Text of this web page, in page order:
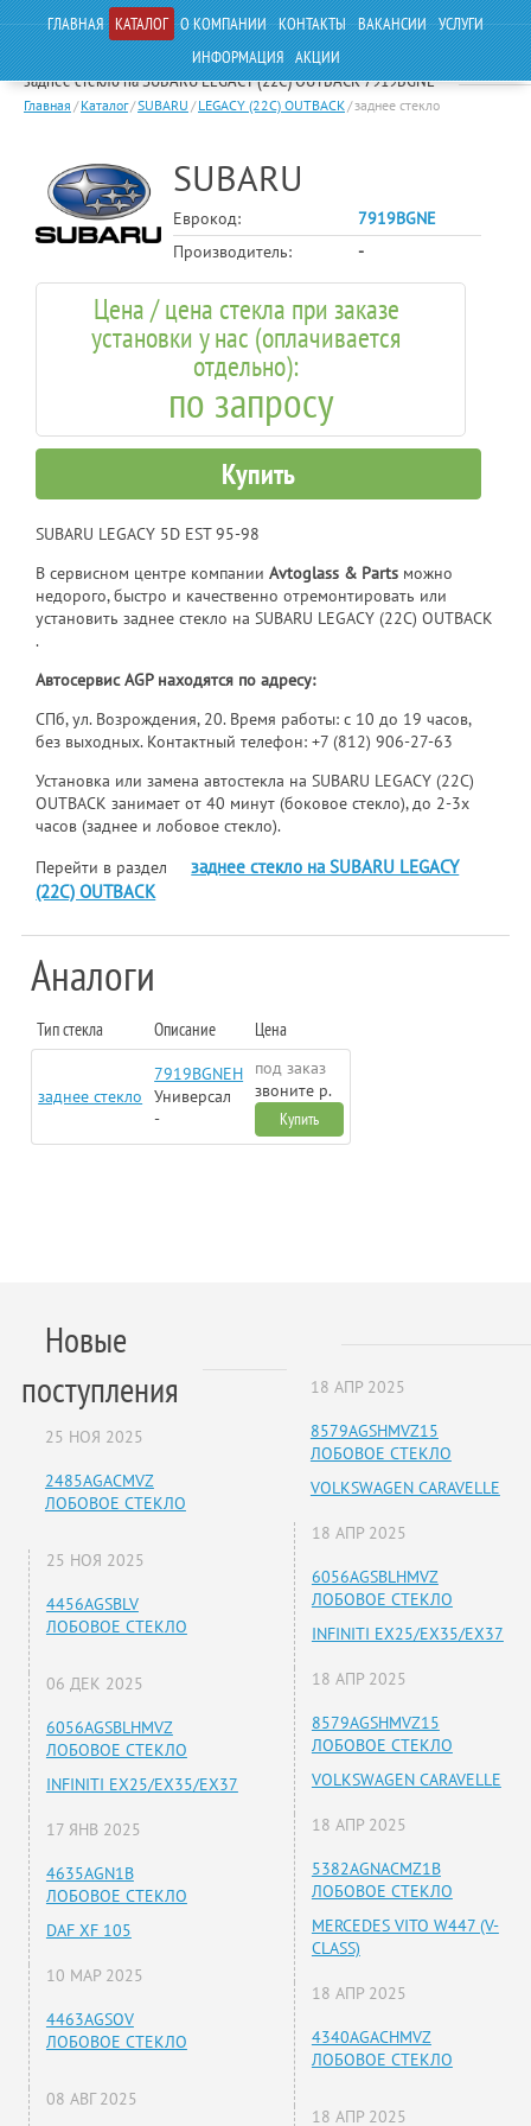
ГЛАВНАЯ КАТАЛОГ О КОМПАНИИ КОНТАКТЫ ВАКАНСИИ УСЛУГИ
ИНФОРМАЦИЯ АКЦИИ
заднее стекло на SUBARU LEGACY (22C) OUTBACK 7919BGNE
Главная / Каталог/SUBARU / LEGACY (22C) OUTBACK/заднее стекло
SUBARU
Еврокод:
7919BGNE
Производитель:
-
Цена / цена стекла при заказе
установки у нас (оплачивается
отдельно):
по запросу
Купить
SUBARU LEGACY 5D EST 95-98
В сервисном центре компанииAvtoglass & Parts можно
недорого, быстро и качественно отремонтировать или
установить заднее стекло на SUBARU LEGACY (22C) OUTBACK
.
Автосервис AGP находятся по адресу:
СПб, ул. Возрождения, 20. Время работы: с 10 до 19 часов,
без выходных. Контактный телефон:+7 (812) 906-27-63
Установка или замена автостекла на SUBARU LEGACY (22C)
OUTBACK занимает от 40 минут (боковое стекло), до 2-3х
часов (заднее и лобовое стекло).
Перейти в раздел
заднее стекло на SUBARU LEGACY
(22C) OUTBACK
Аналоги
Тип стекла Описание Цена
заднее стекло
7919BGNEH
Универсал
-
под заказ
звоните р.
Купить
Новые
поступления
25 НОЯ 2025
2485AGACMVZ
ЛОБОВОЕ СТЕКЛО
25 НОЯ 2025
4456AGSBLV
ЛОБОВОЕ СТЕКЛО
06 ДЕК 2025
6056AGSBLHMVZ
ЛОБОВОЕ СТЕКЛО
INFINITI EX25/EX35/EX37
17 ЯНВ 2025
4635AGN1B
ЛОБОВОЕ СТЕКЛО
DAF XF 105
10 МАР 2025
4463AGSOV
ЛОБОВОЕ СТЕКЛО
08 АВГ 2025
18 АПР 2025
8579AGSHMVZ15
ЛОБОВОЕ СТЕКЛО
VOLKSWAGEN CARAVELLE
18 АПР 2025
6056AGSBLHMVZ
ЛОБОВОЕ СТЕКЛО
INFINITI EX25/EX35/EX37
18 АПР 2025
8579AGSHMVZ15
ЛОБОВОЕ СТЕКЛО
VOLKSWAGEN CARAVELLE
18 АПР 2025
5382AGNACMZ1B
ЛОБОВОЕ СТЕКЛО
MERCEDES VITO W447 (V-
CLASS)
18 АПР 2025
4340AGACHMVZ
ЛОБОВОЕ СТЕКЛО
18 АПР 2025